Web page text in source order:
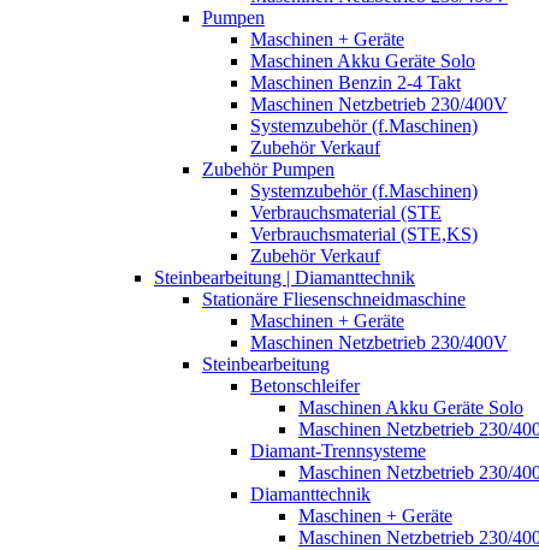
Pumpen
Maschinen + Geräte
Maschinen Akku Geräte Solo
Maschinen Benzin 2-4 Takt
Maschinen Netzbetrieb 230/400V
Systemzubehör (f.Maschinen)
Zubehör Verkauf
Zubehör Pumpen
Systemzubehör (f.Maschinen)
Verbrauchsmaterial (STE
Verbrauchsmaterial (STE,KS)
Zubehör Verkauf
Steinbearbeitung | Diamanttechnik
Stationäre Fliesenschneidmaschine
Maschinen + Geräte
Maschinen Netzbetrieb 230/400V
Steinbearbeitung
Betonschleifer
Maschinen Akku Geräte Solo
Maschinen Netzbetrieb 230/
Diamant-Trennsysteme
Maschinen Netzbetrieb 230/
Diamanttechnik
Maschinen + Geräte
Maschinen Netzbetrieb 230/